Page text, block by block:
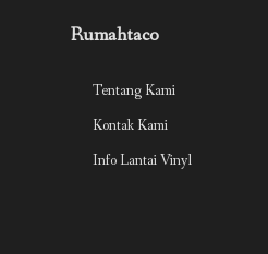
Rumahtaco
Tentang Kami
Kontak Kami
Info Lantai Vinyl